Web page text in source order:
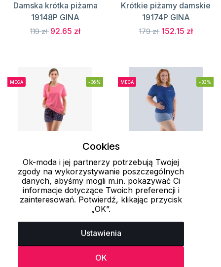
Damska krótka piżama
19148P GINA
119 zł 92.65 zł
Krótkie piżamy damskie
19174P GINA
179 zł 152.15 zł
MEGA -36%
L
Damska piżama krótka
MEGA -33%
S
Damska piżama krótka
Cookies
Ok-moda i jej partnerzy potrzebują Twojej
zgody na wykorzystywanie poszczególnych
danych, abyśmy mogli m.in. pokazywać Ci
informacje dotyczące Twoich preferencji i
zainteresowań. Potwierdź, klikając przycisk
„OK”.
Ustawienia
OK